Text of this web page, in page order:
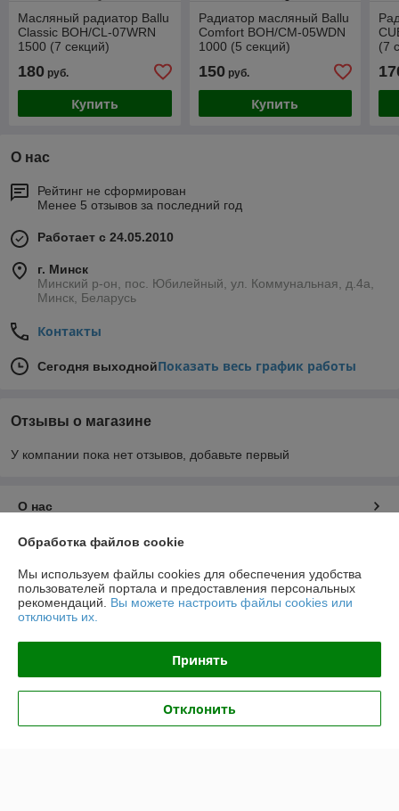
Масляный радиатор Ballu
Classic BOH/CL-07WRN
1500 (7 секций)
180 руб.
Купить
Радиатор масляный Ballu
Comfort BOH/CM-05WDN
1000 (5 секций)
150руб.
Купить
(7
О нас
Рейтинг не сформирован
Менее 5 отзывов за последний год
Работает с 24.05.2010
г. Минск
Минский р-он, пос. Юбилейный, ул. Коммунальная, д.4а,
Минск, Беларусь
Контакты
Сегодня выходнойПоказать весь график работы
Отзывы о магазине
У компании пока нет отзывов, добавьте первый
О нас
Контакты
Доставка и оплата
Полная версия сайта
Политика обработки cookies
Обработка файлов cookie
Мы используем файлы cookies для обеспечения удобства
пользователей портала и предоставления персональных
рекомендаций. Вы можете настроить файлы cookies или
отключить их.
Принять
Отклонить